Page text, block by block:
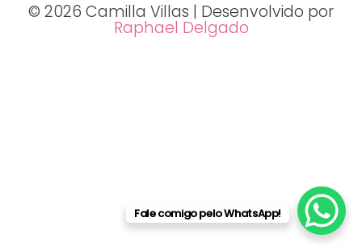
© 2026 Camilla Villas | Desenvolvido por
Raphael Delgado
Fale comigo pelo WhatsApp!